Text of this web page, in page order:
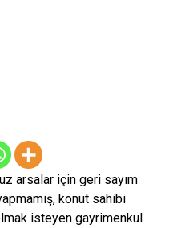
arsalar için geri sayım
konut sahibi
isteyen gayrimenkul